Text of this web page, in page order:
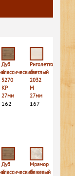
Дуб
классический
5270
КР
27мм
162
Риголетто
светлый
2032
M
27мм
167
Дуб
классический
Мрамор
бежевый